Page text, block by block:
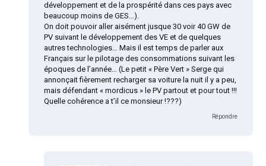
développement et de la prospérité dans ces pays avec
beaucoup moins de GES…).
On doit pouvoir aller aisément jusque 30 voir 40 GW de
PV suivant le développement des VE et de quelques
autres technologies… Mais il est temps de parler aux
Français sur le pilotage des consommations suivant les
époques de l’année… (Le petit « Père Vert » Serge qui
annonçait fièrement recharger sa voiture la nuit il y a peu,
mais défendant « mordicus » le PV partout et pour tout !!!
Quelle cohérence a t’il ce monsieur !???)
Répondre